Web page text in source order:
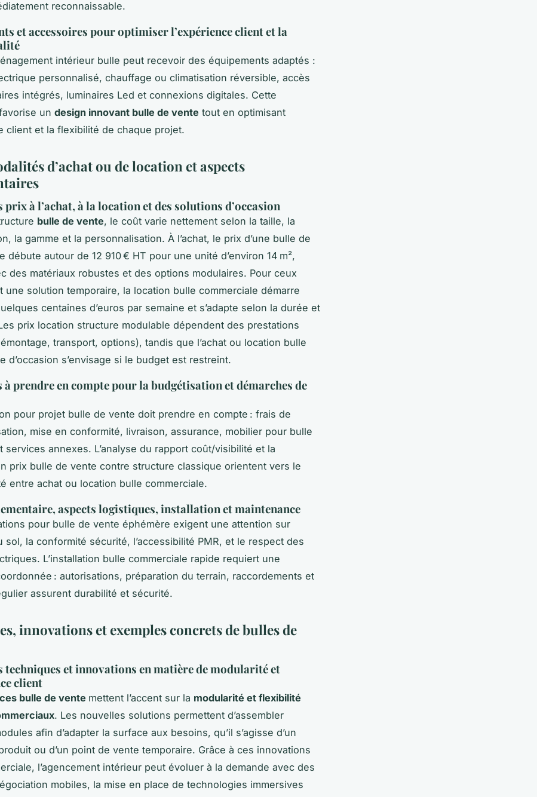
reconnaissable.
et accessoires pour optimiser l’expérience client et la
intérieur bulle peut recevoir des équipements adaptés :
personnalisé, chauffage ou climatisation réversible, accès
intégrés, luminaires Led et connexions digitales. Cette
un design innovant bulle de vente tout en optimisant
client et la flexibilité de chaque projet.
d’achat ou de location et aspects
prix à l’achat, à la location et des solutions d’occasion
bulle de vente, le coût varie nettement selon la taille, la
la gamme et la personnalisation. À l’achat, le prix d’une bulle de
débute autour de 12 910 € HT pour une unité d’environ 14 m²,
des matériaux robustes et des options modulaires. Pour ceux
une solution temporaire, la location bulle commerciale démarre
centaines d’euros par semaine et s’adapte selon la durée et
prix location structure modulable dépendent des prestations
transport, options), tandis que l’achat ou location bulle
d’occasion s’envisage si le budget est restreint.
à prendre en compte pour la budgétisation et démarches de
pour projet bulle de vente doit prendre en compte : frais de
mise en conformité, livraison, assurance, mobilier pour bulle
services annexes. L’analyse du rapport coût/visibilité et la
prix bulle de vente contre structure classique orientent vers le
entre achat ou location bulle commerciale.
aspects logistiques, installation et maintenance
pour bulle de vente éphémère exigent une attention sur
sol, la conformité sécurité, l’accessibilité PMR, et le respect des
L’installation bulle commerciale rapide requiert une
: autorisations, préparation du terrain, raccordements et
assurent durabilité et sécurité.
innovations et exemples concrets de bulles de
et innovations en matière de modularité et
client
bulle de vente mettent l’accent sur la modularité et flexibilité
. Les nouvelles solutions permettent d’assembler
afin d’adapter la surface aux besoins, qu’il s’agisse d’un
ou d’un point de vente temporaire. Grâce à ces innovations
l’agencement intérieur peut évoluer à la demande avec des
mobiles, la mise en place de technologies immersives